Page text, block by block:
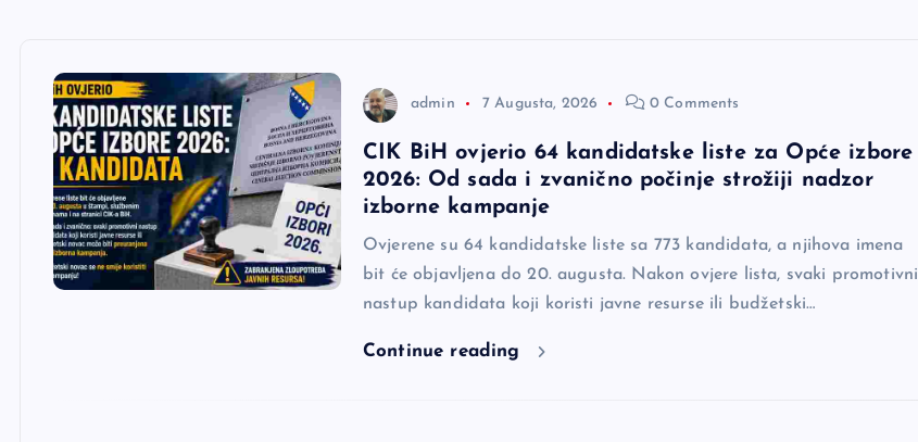
admin 7 Augusta, 2026 0 Comments
CIK BiH ovjerio 64 kandidatske liste za Opće izbore
2026: Od sada i zvanično počinje strožiji nadzor
izborne kampanje
Ovjerene su 64 kandidatske liste sa 773 kandidata, a njihova imena
bit će objavljena do 20. augusta. Nakon ovjere lista, svaki promotivni
nastup kandidata koji koristi javne resurse ili budžetski…
Continue reading